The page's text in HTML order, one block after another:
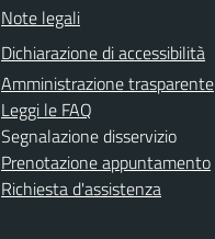
Note legali
Dichiarazione di accessibilità
Amministrazione trasparente
Leggi le FAQ
Segnalazione disservizio
Prenotazione appuntamento
Richiesta d'assistenza